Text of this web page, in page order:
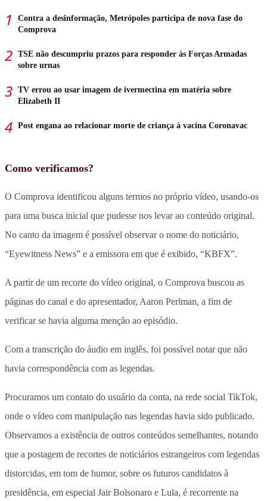
Contra a desinformação, Metrópoles participa de nova fase do
Comprova
TSE não descumpriu prazos para responder às Forças Armadas
sobre urnas
TV errou ao usar imagem de ivermectina em matéria sobre
Elizabeth II
Post engana ao relacionar morte de criança à vacina Coronavac
Como verificamos?
O Comprova identificou alguns termos no próprio vídeo, usando-os
para uma busca inicial que pudesse nos levar ao conteúdo original.
No canto da imagem é possível observar o nome do noticiário,
“Eyewitness News” e a emissora em que é exibido, “KBFX”.
A partir de um recorte do vídeo original, o Comprova buscou as
páginas do canal e do apresentador, Aaron Perlman, a fim de
verificar se havia alguma menção ao episódio.
Com a transcrição do áudio em inglês, foi possível notar que não
havia correspondência com as legendas.
Procuramos um contato do usuário da conta, na rede social TikTok,
onde o vídeo com manipulação nas legendas havia sido publicado.
Observamos a existência de outros conteúdos semelhantes, notando
que a postagem de recortes de noticiários estrangeiros com legendas
distorcidas, em tom de humor, sobre os futuros candidatos à
presidência, em especial Jair Bolsonaro e Lula, é recorrente na